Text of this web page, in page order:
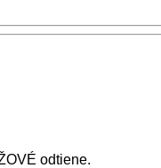
odtiene.